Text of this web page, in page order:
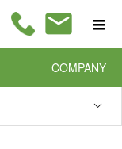
COMPANY